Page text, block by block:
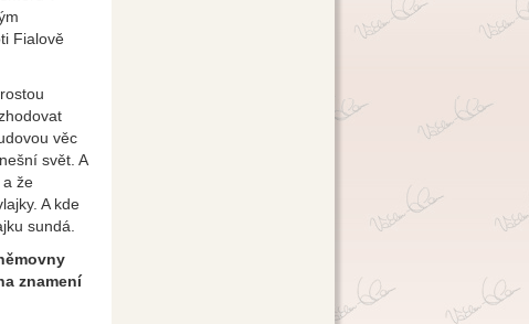
Fialově
věc
svět. A
a že
A kde
sundá.
znamení